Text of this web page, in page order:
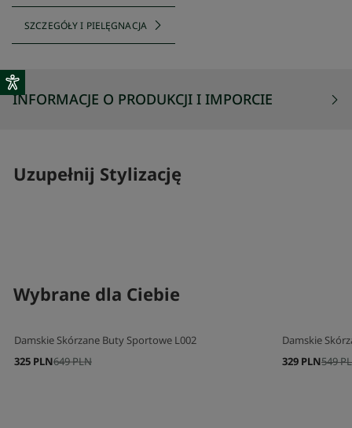
SZCZEGÓŁY I PIELĘGNACJA
INFORMACJE O PRODUKCJI I IMPORCIE
Uzupełnij Stylizację
Wybrane dla Ciebie
Damskie Skórzane Buty Sportowe L002
649 PLN
325 PLN
Damskie
549
329 PLN